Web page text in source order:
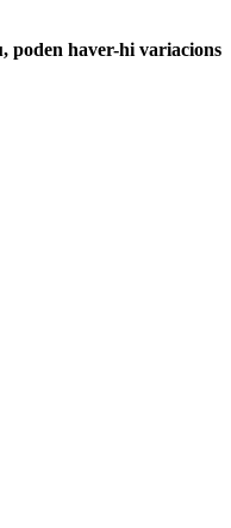
poden haver-hi variacions